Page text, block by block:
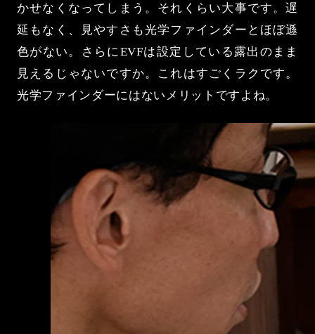
かせなくなってしまう。それくらい大事です。遅
延もなく、見やすさも光学ファインダーとほぼ遜
色がない。さらにEVFは設定している露出のまま
見えるじゃないですか。これはすごくラクです。
光学ファインダーにはないメリットですよね。